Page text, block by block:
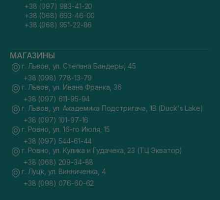
+38 (097) 983-41-20
+38 (068) 693-46-00
+38 (068) 951-22-86
МАГАЗИНЫ
г. Львов, ул. Степана Бандеры, 45
+38 (098) 778-13-79
г. Львов, ул. Ивана Франка, 36
+38 (097) 611-95-94
г. Львов, ул. Академика Подстригача, 1В (Duck's Lake)
+38 (097) 101-97-16
г. Ровно, ул. 16-го Июля, 15
+38 (097) 544-61-44
г. Ровно, ул. Кулика и Гудачека, 23 (ТЦ Экватор)
+38 (068) 209-34-88
г. Луцк, ул. Винниченка, 4
+38 (098) 076-60-62